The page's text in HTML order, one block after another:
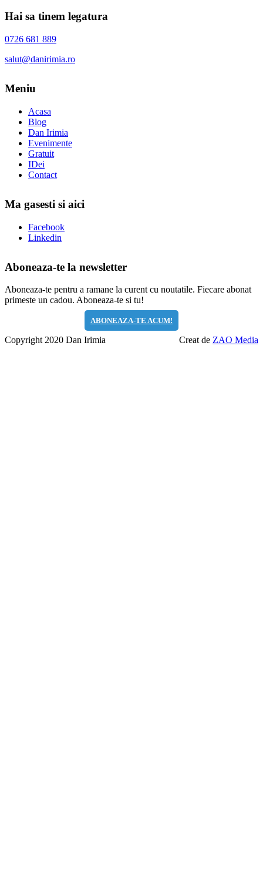
Hai sa tinem legatura
0726 681 889
salut@danirimia.ro
Meniu
Acasa
Blog
Dan Irimia
Evenimente
Gratuit
IDei
Contact
Ma gasesti si aici
Facebook
Linkedin
Aboneaza-te la newsletter
Aboneaza-te pentru a ramane la curent cu noutatile. Fiecare abonat
primeste un cadou. Aboneaza-te si tu!
ABONEAZA-TE ACUM!
Copyright 2020 Dan Irimia Creat de ZAO Media